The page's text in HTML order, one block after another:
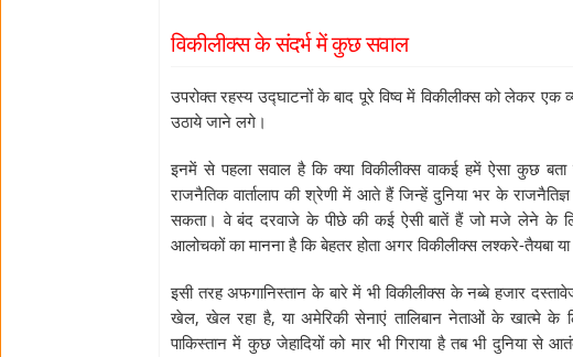
विकीलीक्स के संदर्भ में कुछ सवाल
उपरोक्त रहस्य उद्घाटनों के बाद पूरे विष्व में विकीलीक्स को लेकर
उठाये जाने लगे।
इनमें से पहला सवाल है कि क्या विकीलीक्स वाकई हमें ऐसा कुछ
राजनैतिक वार्तालाप की श्रेणी में आते हैं जिन्हें दुनिया भर के
सकता। वे बंद दरवाजे के पीछे की कई ऐसी बातें हैं जो मजे लेने के
आलोचकों का मानना है कि बेहतर होता अगर विकीलीक्स लश्करे-तैयबा
इसी तरह अफगानिस्तान के बारे में भी विकीलीक्स के नब्बे हजार
खेल, खेल रहा है, या अमेरिकी सेनाएं तालिबान नेताओं के खात्मे के
पाकिस्तान में कुछ जेहादियों को मार भी गिराया है तब भी दुनिया